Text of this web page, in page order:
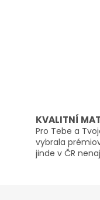
KVALITNÍ
Pro Tebe a
vybrala
jinde v ČR